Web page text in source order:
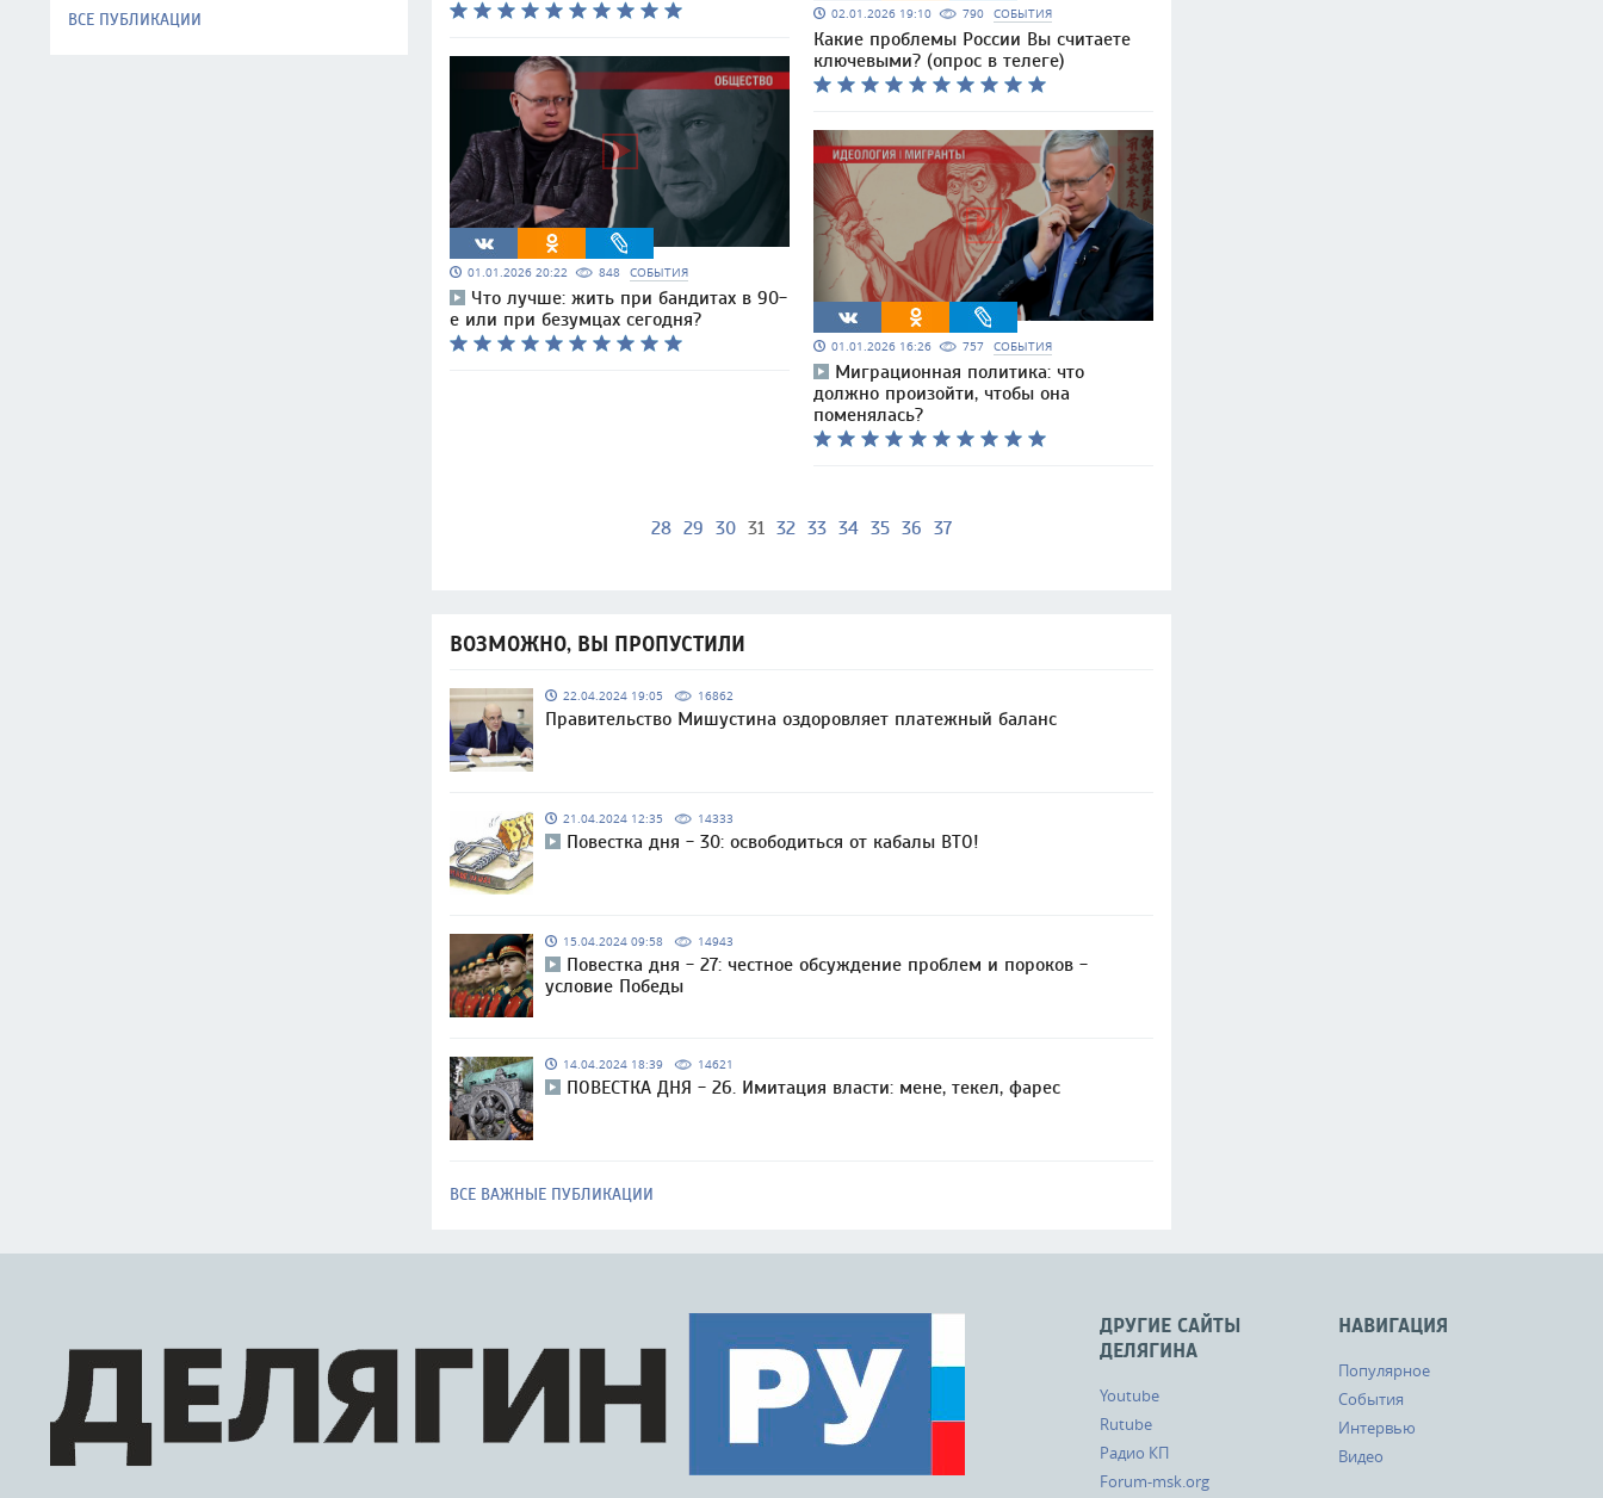
ВСЕ ПУБЛИКАЦИИ
01.01.2026 20:22 848 СОБЫТИЯ
Что лучше: жить при бандитах в 90-
е или при безумцах сегодня?
02.01.2026 19:10 790 СОБЫТИЯ
Какие проблемы России Вы считаете
ключевыми? (опрос в телеге)
01.01.2026 16:26 757 СОБЫТИЯ
Миграционная политика: что
должно произойти, чтобы она
поменялась?
28 29 30 31 32 33 34 35 36 37
ВОЗМОЖНО, ВЫ ПРОПУСТИЛИ
22.04.2024 19:05 16862
Правительство Мишустина оздоровляет платежный баланс
21.04.2024 12:35 14333
Повестка дня - 30: освободиться от кабалы ВТО!
15.04.2024 09:58 14943
Повестка дня - 27: честное обсуждение проблем и пороков -
условие Победы
14.04.2024 18:39 14621
ПОВЕСТКА ДНЯ - 26. Имитация власти: мене, текел, фарес
ВСЕ ВАЖНЫЕ ПУБЛИКАЦИИ
НАВИГАЦИЯ
Популярное
События
Интервью
Видео
ДРУГИЕ САЙТЫ
ДЕЛЯГИНА
Youtube
Rutube
Радио КП
Forum-msk.org